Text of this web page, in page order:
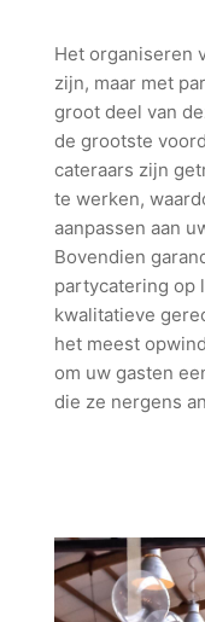
Het organiseren
zijn, maar met
groot deel van
de grootste
cateraars zijn
te werken,
aanpassen aan
Bovendien
partycatering op
kwalitatieve
het meest
om uw gasten
die ze nergens